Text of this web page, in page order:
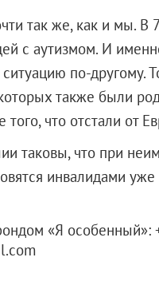
так же, как и мы. В
с аутизмом. И
ситуацию по-
также были
того, что отстали от
таковы, что при
инвалидами
«Я особенный»: